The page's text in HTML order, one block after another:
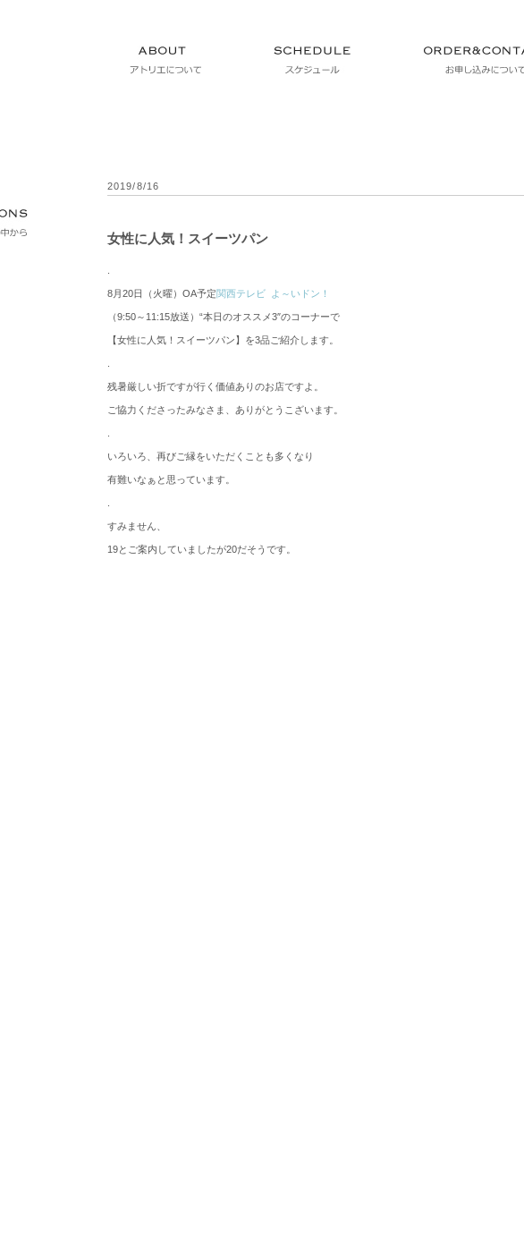
2019/8/16
女性に人気！スイーツパン
8月20日（火曜） OA予定関西テレビ よ～いドン！
（9:50～ 11:15放送）“本日のオススメ3″のコーナーで
【女性に人気！スイーツパン】を3品ご紹介します。
残暑厳しい折ですが行く価値ありのお店ですよ。
ご協力くださったみなさま、ありがとうこざいます。
いろいろ、再びご縁をいただくことも多くなり
有難いなぁと思っています。
すみません、
19とご案内していましたが20だそうです。